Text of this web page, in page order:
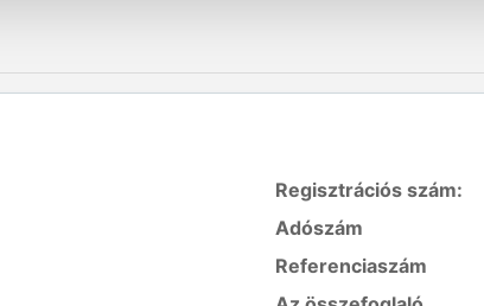
Regisztrációs szám:
Adószám
Referenciaszám